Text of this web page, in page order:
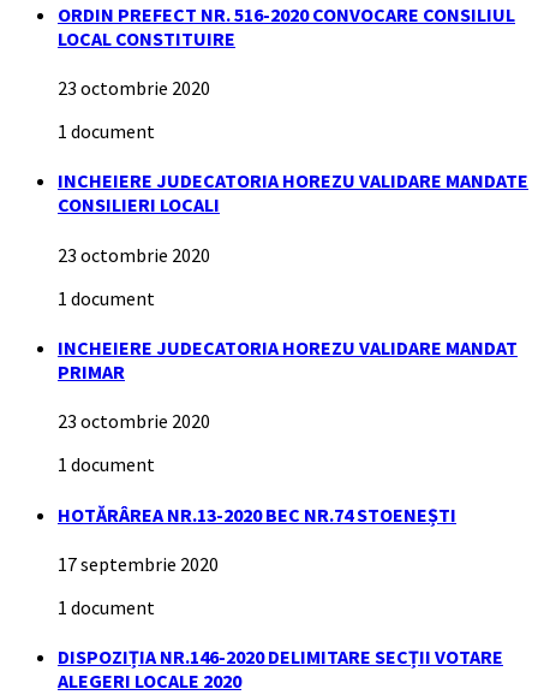
ORDIN PREFECT NR. 516-2020 CONVOCARE CONSILIUL
LOCAL CONSTITUIRE
23 octombrie 2020
1 document
INCHEIERE JUDECATORIA HOREZU VALIDARE MANDATE
CONSILIERI LOCALI
23 octombrie 2020
1 document
INCHEIERE JUDECATORIA HOREZU VALIDARE MANDAT
PRIMAR
23 octombrie 2020
1 document
HOTĂRÂREA NR.13-2020 BEC NR.74 STOENEȘTI
17 septembrie 2020
1 document
DISPOZIȚIA NR.146-2020 DELIMITARE SECȚII VOTARE
ALEGERI LOCALE 2020